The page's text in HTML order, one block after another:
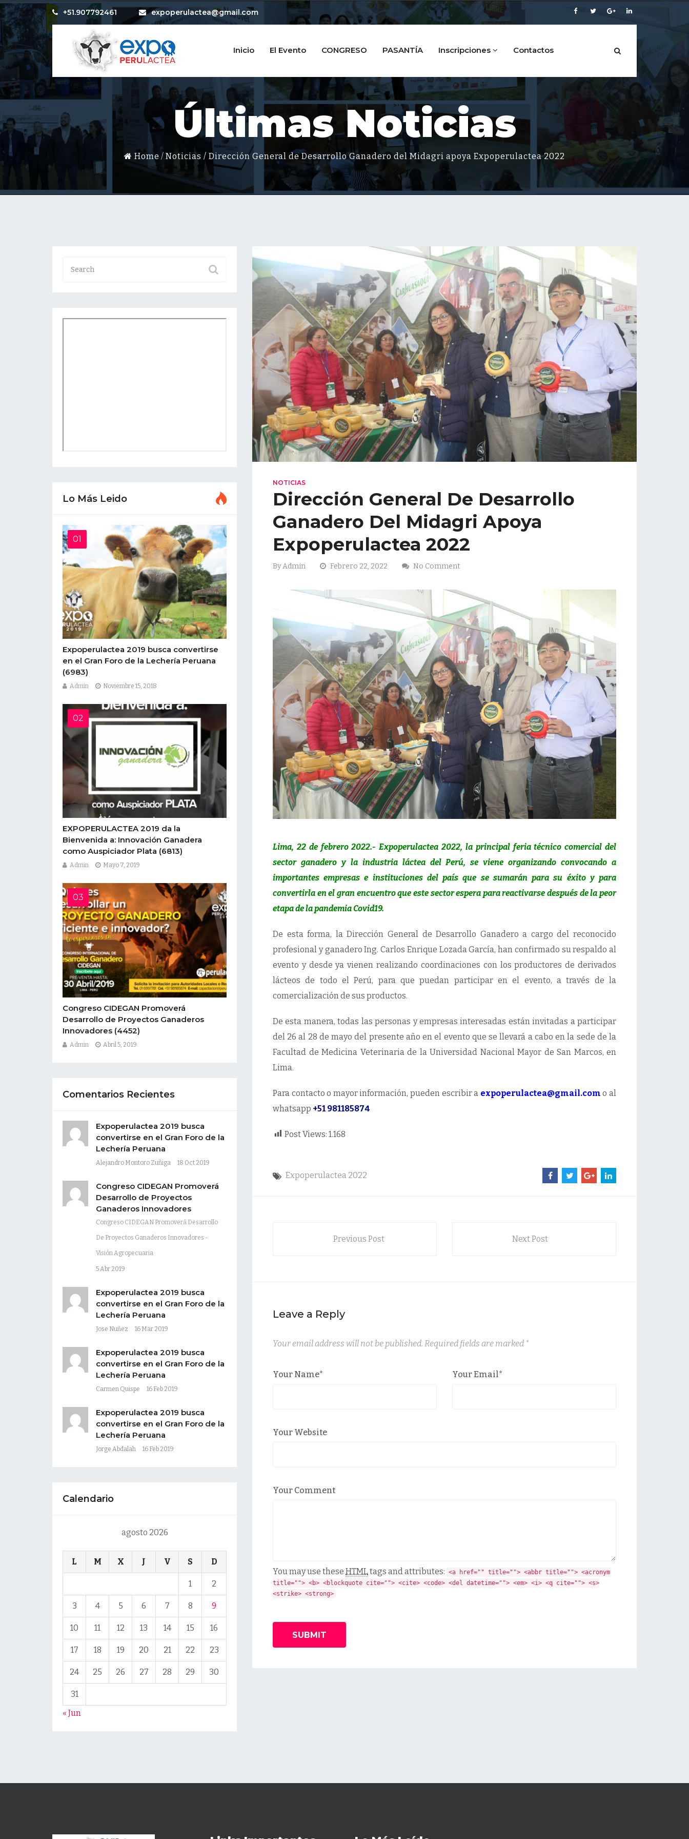
+51.907792461 expoperulactea@gmail.com
Inicio El Evento CONGRESO PASANTÍA Inscripciones Contactos
Últimas Noticias
Home Noticias / Dirección General de Desarrollo Ganadero del Midagri apoya Expoperulactea 2022
NOTICIAS
Dirección General De Desarrollo
Ganadero Del Midagri Apoya
Expoperulactea 2022
ByAdmin Febrero 22, 2022 No Comment
Lima, 22 de febrero 2022.- Expoperulactea 2022, la principal feria técnico comercial del
sector ganadero y la industria láctea del Perú, se viene organizando convocando a
importantes empresas e instituciones del país que se sumarán para su éxito y para
convertirla en el gran encuentro que este sector espera para reactivarse después de la peor
etapa de la pandemia Covid19.
De esta forma, la Dirección General de Desarrollo Ganadero a cargo del reconocido
profesional y ganadero Ing. Carlos Enrique Lozada García, han confirmado su respaldo al
evento y desde ya vienen realizando coordinaciones con los productores de derivados
lácteos de todo el Perú, para que puedan participar en el evento, a través de la
comercialización de sus productos.
De esta manera, todas las personas y empresas interesadas están invitadas a participar
del 26 al 28 de mayo del presente año en el evento que se llevará a cabo en la sede de la
Facultad de Medicina Veterinaria de la Universidad Nacional Mayor de San Marcos, en
Lima.
Para contacto o mayor información, pueden escribir a expoperulactea@gmail.com o al
whatsapp +51 981185874
Post Views: 1.168
Expoperulactea 2022
Previous Post Next Post
Leave a Reply
Your email address will not be published. Required fields are marked *
Your Name* Your Email*
Your Website
Your Comment
You may use these HTMLtags and attributes: <a href="" title=""> <abbr title=""> <acronym
title=""> <b> <blockquote cite=""> <cite> <code> <del datetime=""> <em> <i> <q cite=""> <s>
<strike> <strong>
Lo Más Leido
Expoperulactea 2019 busca convertirse
en el Gran Foro de la Lechería Peruana
(6983)
Admin Noviembre 15, 2018
EXPOPERULACTEA 2019 da la
Bienvenida a: Innovación Ganadera
como Auspiciador Plata (6813)
Admin Mayo 7, 2019
Congreso CIDEGAN Promoverá
Desarrollo de Proyectos Ganaderos
Innovadores (4452)
Admin Abril 5, 2019
Comentarios Recientes
Expoperulactea 2019 busca
convertirse en el Gran Foro de la
Lechería Peruana
Alejandro Montoro Zuñiga 18 Oct 2019
Congreso CIDEGAN Promoverá
Desarrollo de Proyectos
Ganaderos Innovadores
Congreso CIDEGAN Promoverá Desarrollo
De Proyectos Ganaderos Innovadores -
Visión Agropecuaria
5 Abr 2019
Expoperulactea 2019 busca
convertirse en el Gran Foro de la
Lechería Peruana
Jose Nuñez 16 Mar 2019
Expoperulactea 2019 busca
convertirse en el Gran Foro de la
Lechería Peruana
Carmen Quispe 16 Feb 2019
Expoperulactea 2019 busca
convertirse en el Gran Foro de la
Lechería Peruana
Jorge Abdalah 16 Feb 2019
Calendario
agosto 2026
L M X J V S D
1 2
3 4 5 6 7 8 9
10 11 12 13 14 15 16
17 18 19 20 21 22 23
24 25 26 27 28 29 30
31
« Jun